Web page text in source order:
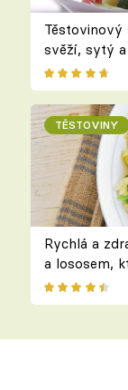
Těstovinový
svěží, sytý
TĚSTOVINY
Rychlá a
a lososem,